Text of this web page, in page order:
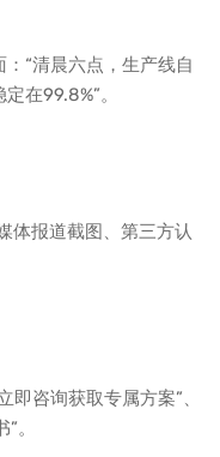
“清晨六点，生产线自
在99.8%”。
体报道截图、第三方认
咨询获取专属方案”、
。